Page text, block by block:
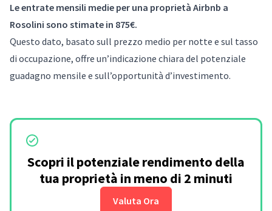
Le entrate mensili medie per una proprietà Airbnb a
Rosolini sono stimate in 875€.
Questo dato, basato sull prezzo medio per notte e sul tasso
di occupazione, offre un’indicazione chiara del potenziale
guadagno mensile e sull’opportunità d’investimento.
Scopri il potenziale rendimento della
tua proprietà in meno di 2 minuti
Valuta Ora